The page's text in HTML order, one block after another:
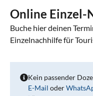
Online Einzel-
Buche hier deinen
Einzelnachhilfe für
Kein passender
E-Mail oder